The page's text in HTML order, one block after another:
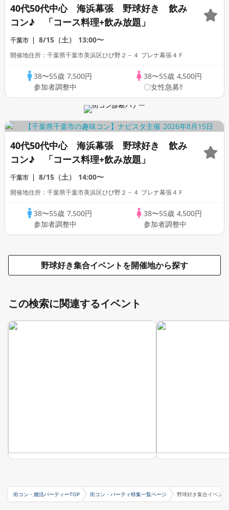
40代50代中心 海浜幕張 野球好き 飲み
コン♪ 「コース料理+飲み放題」
千葉市 8/15（土） 13:00〜
開催地住所：千葉県千葉市美浜区ひび野２－４ プレナ幕張４Ｆ
38〜55歳 7,500円
参加者調整中
38〜55歳 4,500円
〇女性急募‼
40代50代中心 海浜幕張 野球好き 飲み
コン♪ 「コース料理+飲み放題」
千葉市 8/15（土） 14:00〜
開催地住所：千葉県千葉市美浜区ひび野２－４ プレナ幕張４Ｆ
38〜55歳 7,500円
参加者調整中
38〜55歳 4,500円
参加者調整中
野球好き集合イベントを開催地から探す
この検索に関連するイベント
街コン・婚活パーティーTOP 街コン・パーティ特集一覧ページ 野球好き集合イベント